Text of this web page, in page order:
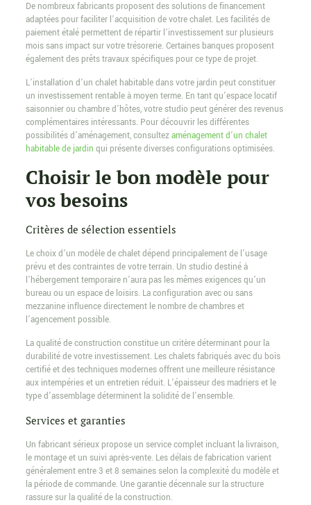
De nombreux fabricants proposent des solutions de financement
adaptées pour faciliter l’acquisition de votre chalet. Les facilités de
paiement étalé permettent de répartir l’investissement sur plusieurs
mois sans impact sur votre trésorerie. Certaines banques proposent
également des prêts travaux spécifiques pour ce type de projet.
L’installation d’un chalet habitable dans votre jardin peut constituer
un investissement rentable à moyen terme. En tant qu’espace locatif
saisonnier ou chambre d’hôtes, votre studio peut générer des revenus
complémentaires intéressants. Pour découvrir les différentes
possibilités d’aménagement, consultezaménagement d’un chalet
habitable de jardin qui présente diverses configurations optimisées.
Choisir le bon modèle pour
vos besoins
Critères de sélection essentiels
Le choix d’un modèle de chalet dépend principalement de l’usage
prévu et des contraintes de votre terrain. Un studio destiné à
l’hébergement temporaire n’aura pas les mêmes exigences qu’un
bureau ou un espace de loisirs. La configuration avec ou sans
mezzanine influence directement le nombre de chambres et
l’agencement possible.
La qualité de construction constitue un critère déterminant pour la
durabilité de votre investissement. Les chalets fabriqués avec du bois
certifié et des techniques modernes offrent une meilleure résistance
aux intempéries et un entretien réduit. L’épaisseur des madriers et le
type d’assemblage déterminent la solidité de l’ensemble.
Services et garanties
Un fabricant sérieux propose un service complet incluant la livraison,
le montage et un suivi après-vente. Les délais de fabrication varient
généralement entre 3 et 8 semaines selon la complexité du modèle et
la période de commande. Une garantie décennale sur la structure
rassure sur la qualité de la construction.